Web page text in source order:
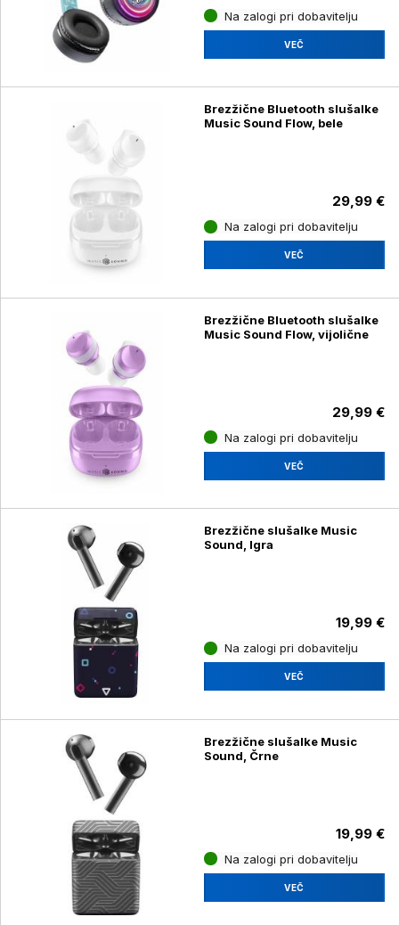
Na zalogi pri dobavitelju
VEČ
Brezžične Bluetooth slušalke
Music Sound Flow, bele
29,99 €
Na zalogi pri dobavitelju
VEČ
Brezžične Bluetooth slušalke
Music Sound Flow, vijolične
29,99 €
Na zalogi pri dobavitelju
VEČ
Brezžične slušalke Music
Sound, Igra
19,99 €
Na zalogi pri dobavitelju
VEČ
Brezžične slušalke Music
Sound, Črne
19,99 €
Na zalogi pri dobavitelju
VEČ